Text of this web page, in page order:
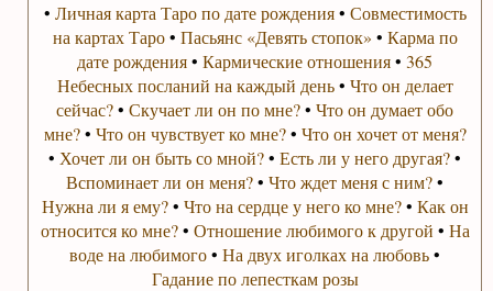
• Личная карта Таро по дате рождения• Совместимость
на картах Таро• Пасьянс «Девять стопок» • Карма по
дате рождения•Кармические отношения•365
Небесных посланий на каждый день• Что он делает
сейчас?•Скучает ли он по мне?•Что он думает обо
мне?• Что он чувствует ко мне?• Что он хочет от меня?
• Хочет ли он быть со мной?•Есть ли у него другая?•
Вспоминает ли он меня?•Что ждет меня с ним?•
Нужна ли я ему?• Что на сердце у него ко мне?• Как он
относится ко мне?• Отношение любимого к другой • На
воде на любимого•На двух иголках на любовь•
Гадание по лепесткам розы